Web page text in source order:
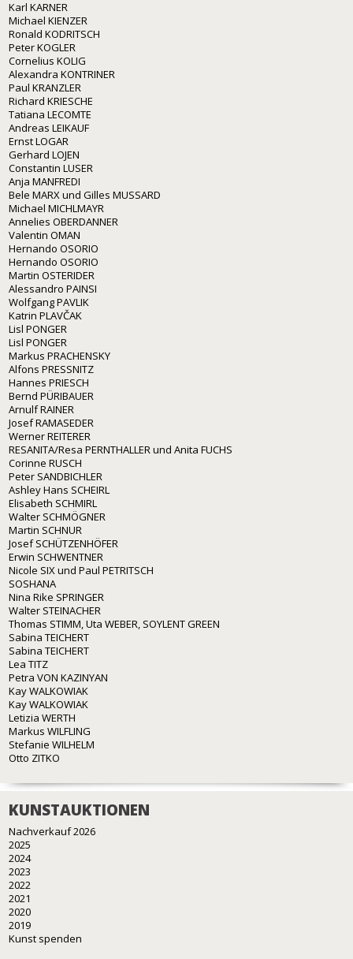
Karl KARNER
Michael KIENZER
Ronald KODRITSCH
Peter KOGLER
Cornelius KOLIG
Alexandra KONTRINER
Paul KRANZLER
Richard KRIESCHE
Tatiana LECOMTE
Andreas LEIKAUF
Ernst LOGAR
Gerhard LOJEN
Constantin LUSER
Anja MANFREDI
Bele MARX und Gilles MUSSARD
Michael MICHLMAYR
Annelies OBERDANNER
Valentin OMAN
Hernando OSORIO
Hernando OSORIO
Martin OSTERIDER
Alessandro PAINSI
Wolfgang PAVLIK
Katrin PLAVČAK
Lisl PONGER
Lisl PONGER
Markus PRACHENSKY
Alfons PRESSNITZ
Hannes PRIESCH
Bernd PÜRIBAUER
Arnulf RAINER
Josef RAMASEDER
Werner REITERER
RESANITA/Resa PERNTHALLER und Anita FUCHS
Corinne RUSCH
Peter SANDBICHLER
Ashley Hans SCHEIRL
Elisabeth SCHMIRL
Walter SCHMÖGNER
Martin SCHNUR
Josef SCHÜTZENHÖFER
Erwin SCHWENTNER
Nicole SIX und Paul PETRITSCH
SOSHANA
Nina Rike SPRINGER
Walter STEINACHER
Thomas STIMM, Uta WEBER, SOYLENT GREEN
Sabina TEICHERT
Sabina TEICHERT
Lea TITZ
Petra VON KAZINYAN
Kay WALKOWIAK
Kay WALKOWIAK
Letizia WERTH
Markus WILFLING
Stefanie WILHELM
Otto ZITKO
KUNSTAUKTIONEN
Nachverkauf 2026
2025
2024
2023
2022
2021
2020
2019
Kunst spenden